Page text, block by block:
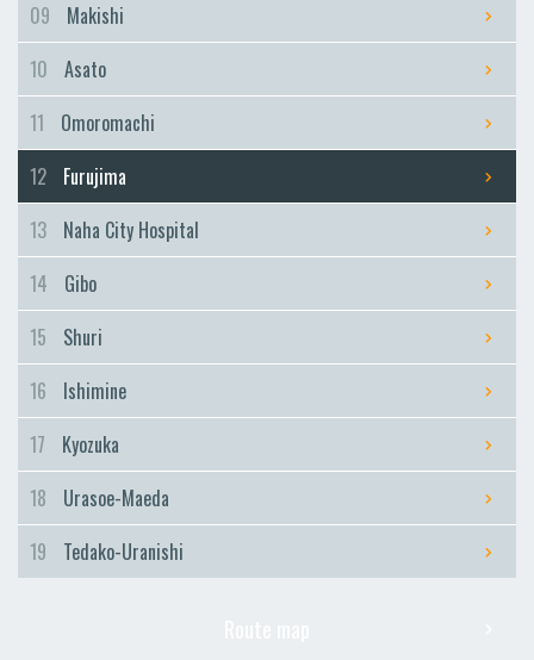
Ishimine
Tedako-Uranishi
Gibo
Kyozuka
09
Makishi
10
Asato
11
Omoromachi
12
Furujima
13
Naha City Hospital
14
Gibo
15
Shuri
16
Ishimine
17
Kyozuka
18
Urasoe-Maeda
19
Tedako-Uranishi